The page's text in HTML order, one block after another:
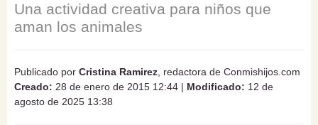
Una actividad creativa para niños que
aman los animales
Publicado por Cristina Ramirez, redactora de Conmishijos.com
Creado: 28 de enero de 2015 12:44 | Modificado: 12 de
agosto de 2025 13:38